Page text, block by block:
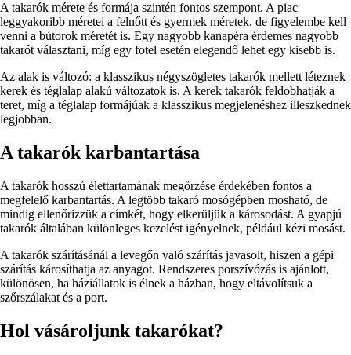
A takarók mérete és formája szintén fontos szempont. A piac
leggyakoribb méretei a felnőtt és gyermek méretek, de figyelembe kell
venni a bútorok méretét is. Egy nagyobb kanapéra érdemes nagyobb
takarót választani, míg egy fotel esetén elegendő lehet egy kisebb is.
Az alak is változó: a klasszikus négyszögletes takarók mellett léteznek
kerek és téglalap alakú változatok is. A kerek takarók feldobhatják a
teret, míg a téglalap formájúak a klasszikus megjelenéshez illeszkednek
legjobban.
A takarók karbantartása
A takarók hosszú élettartamának megőrzése érdekében fontos a
megfelelő karbantartás. A legtöbb takaró mosógépben mosható, de
mindig ellenőrizzük a címkét, hogy elkerüljük a károsodást. A gyapjú
takarók általában különleges kezelést igényelnek, például kézi mosást.
A takarók szárításánál a levegőn való szárítás javasolt, hiszen a gépi
szárítás károsíthatja az anyagot. Rendszeres porszívózás is ajánlott,
különösen, ha háziállatok is élnek a házban, hogy eltávolítsuk a
szőrszálakat és a port.
Hol vásároljunk takarókat?